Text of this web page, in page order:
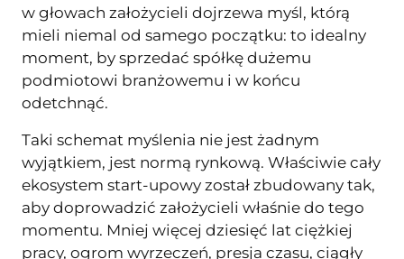
w głowach założycieli dojrzewa myśl, którą
mieli niemal od samego początku: to idealny
moment, by sprzedać spółkę dużemu
podmiotowi branżowemu i w końcu
odetchnąć.
Taki schemat myślenia nie jest żadnym
wyjątkiem, jest normą rynkową. Właściwie cały
ekosystem start-upowy został zbudowany tak,
aby doprowadzić założycieli właśnie do tego
momentu. Mniej więcej dziesięć lat ciężkiej
pracy, ogrom wyrzeczeń, presja czasu, ciągły